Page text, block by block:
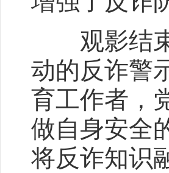
观影结束
动的反诈警
育工作者，
做自身安全
将反诈知识